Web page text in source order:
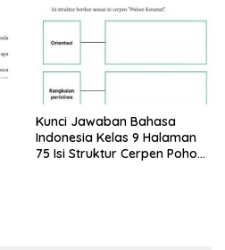
Kunci Jawaban Bahasa
Indonesia Kelas 9 Halaman
75 Isi Struktur Cerpen Pohon